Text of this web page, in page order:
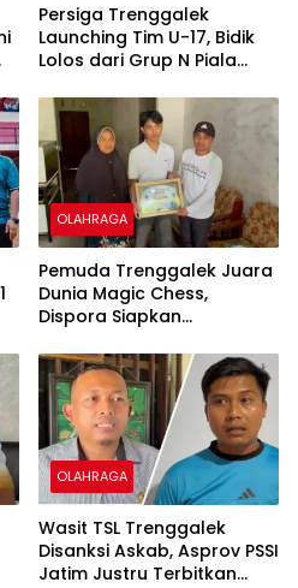
Persiga Trenggalek
Launching Tim U-17, Bidik
Lolos dari Grup N Piala
OLAHRAGA
Pemuda Trenggalek Juara
Dunia Magic Chess,
Dispora Siapkan
Atlet Esports
OLAHRAGA
Wasit TSL Trenggalek
Disanksi Askab, Asprov PSSI
Jatim Justru Terbitkan